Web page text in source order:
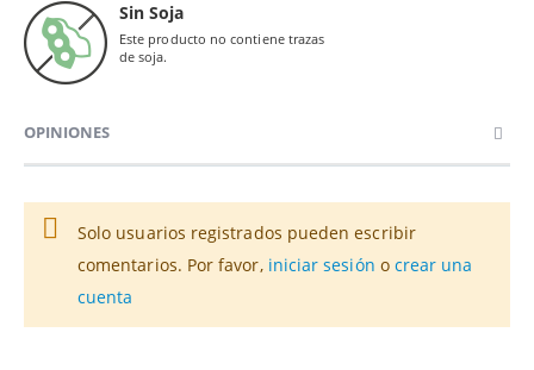
Sin Soja
Este producto no contiene trazas
de soja.
OPINIONES
Solo usuarios registrados pueden escribir
comentarios. Por favor, iniciar sesión o crear una
cuenta